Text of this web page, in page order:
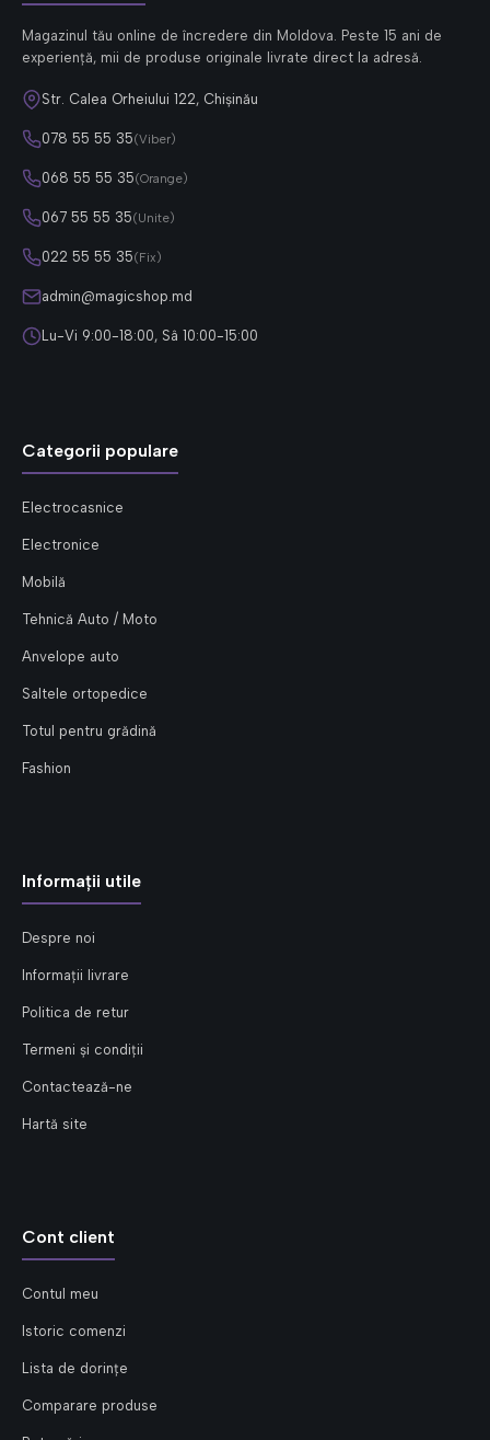
Magazinul tău online de încredere din Moldova. Peste 15 ani de
experiență, mii de produse originale livrate direct la adresă.
Str. Calea Orheiului 122, Chișinău
078 55 55 35(Viber)
068 55 55 35(Orange)
067 55 55 35(Unite)
022 55 55 35(Fix)
admin@magicshop.md
Lu-Vi 9:00-18:00, Sâ 10:00-15:00
Categorii populare
Electrocasnice
Electronice
Mobilă
Tehnică Auto / Moto
Anvelope auto
Saltele ortopedice
Totul pentru grădină
Fashion
Informații utile
Despre noi
Informații livrare
Politica de retur
Termeni și condiții
Contactează-ne
Hartă site
Cont client
Contul meu
Istoric comenzi
Lista de dorințe
Comparare produse